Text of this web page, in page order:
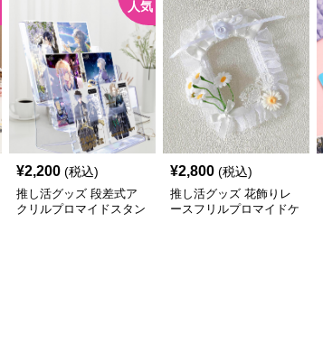
人気
¥2,200 (税込)
推し活グッズ 段差式ア
クリルプロマイドスタン
¥2,800 (税込)
推し活グッズ 花飾りレ
ースフリルプロマイドケ